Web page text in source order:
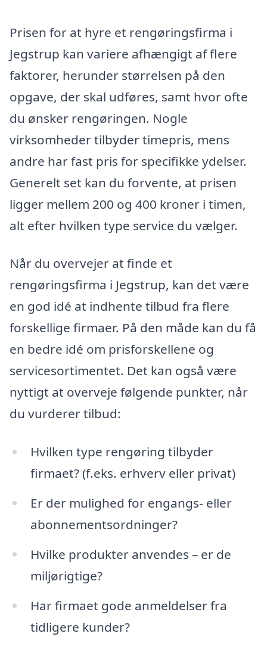
Prisen for at hyre et rengøringsfirma i
Jegstrup kan variere afhængigt af flere
faktorer, herunder størrelsen på den
opgave, der skal udføres, samt hvor ofte
du ønsker rengøringen. Nogle
virksomheder tilbyder timepris, mens
andre har fast pris for specifikke ydelser.
Generelt set kan du forvente, at prisen
ligger mellem 200 og 400 kroner i timen,
alt efter hvilken type service du vælger.
Når du overvejer at finde et
rengøringsfirma i Jegstrup, kan det være
en god idé at indhente tilbud fra flere
forskellige firmaer. På den måde kan du få
en bedre idé om prisforskellene og
servicesortimentet. Det kan også være
nyttigt at overveje følgende punkter, når
du vurderer tilbud:
Hvilken type rengøring tilbyder
firmaet? (f.eks. erhverv eller privat)
Er der mulighed for engangs- eller
abonnementsordninger?
Hvilke produkter anvendes – er de
miljørigtige?
Har firmaet gode anmeldelser fra
tidligere kunder?